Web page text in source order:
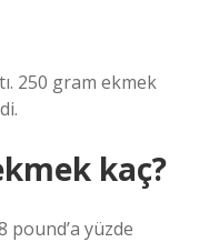
250 gram ekmek
kaç?
pound’a yüzde